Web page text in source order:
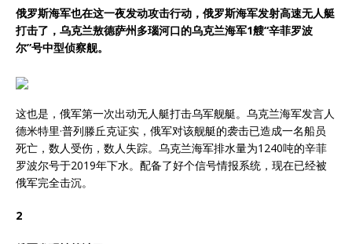
俄罗斯海军也在这一夜发动攻击行动，俄罗斯海军发射高速无人艇
打击了，乌克兰敖德萨州多瑙河口的乌克兰海军1艘“辛菲罗波
尔”号中型侦察舰。
这也是，俄军第一次出动无人艇打击乌军舰艇。乌克兰海军发言人
德米特里·普列滕丘克证实，俄军对该舰艇的袭击已造成一名船员
死亡，数人受伤，数人失踪。乌克兰海军排水量为1240吨的辛菲
罗波尔号于2019年下水。配备了好个信号情报系统，现在已经被
俄军完全击沉。
2